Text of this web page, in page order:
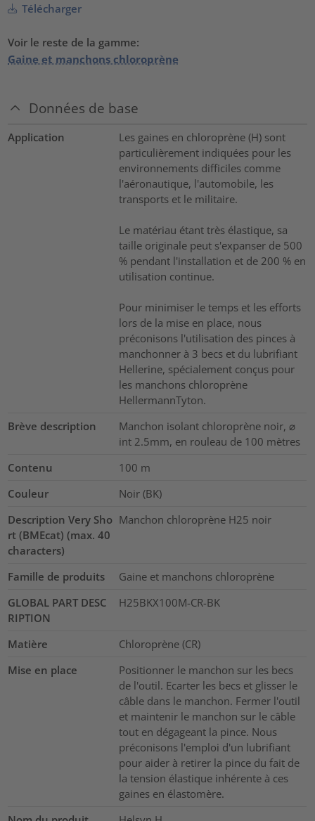
Télécharger
Voir le reste de la gamme:
Gaine et manchons chloroprène
Données de base
Application
Les gaines en chloroprène (H) sont
particulièrement indiquées pour les
environnements difficiles comme
l'aéronautique, l'automobile, les
transports et le militaire.
Le matériau étant très élastique, sa
taille originale peut s'expanser de 500
% pendant l'installation et de 200 % en
utilisation continue.
Pour minimiser le temps et les efforts
lors de la mise en place, nous
préconisons l'utilisation des pinces à
manchonner à 3 becs et du lubrifiant
Hellerine, spécialement conçus pour
les manchons chloroprène
HellermannTyton.
Brève description
Manchon isolant chloroprène noir, ⌀
int 2.5mm, en rouleau de 100 mètres
Contenu
100 m
Couleur
Noir (BK)
Description Very Sho
rt (BMEcat) (max. 40
characters)
Manchon chloroprène H25 noir
Famille de produits
Gaine et manchons chloroprène
GLOBAL PART DESC
RIPTION
H25BKX100M-CR-BK
Matière
Chloroprène (CR)
Mise en place
Positionner le manchon sur les becs
de l'outil. Ecarter les becs et glisser le
câble dans le manchon. Fermer l'outil
et maintenir le manchon sur le câble
tout en dégageant la pince. Nous
préconisons l'emploi d'un lubrifiant
pour aider à retirer la pince du fait de
la tension élastique inhérente à ces
gaines en élastomère.